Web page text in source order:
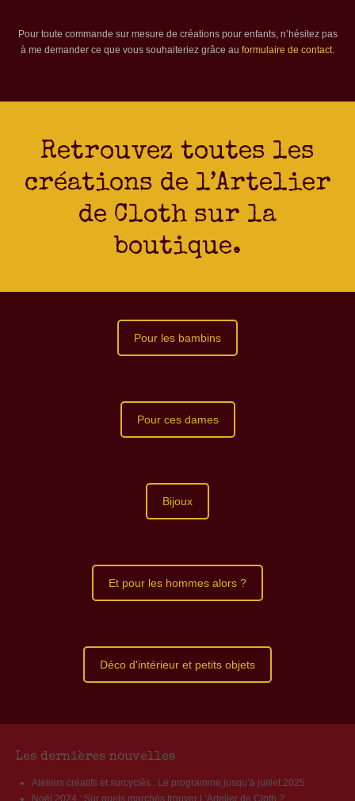
Pour toute commande sur mesure de créations pour enfants, n’hésitez pas
à me demander ce que vous souhaiteriez grâce au formulaire de contact.
Retrouvez toutes les
créations de l’Artelier
de Cloth sur la
boutique.
Pour les bambins
Pour ces dames
Bijoux
Et pour les hommes alors ?
Déco d'intérieur et petits objets
Les dernières nouvelles
Ateliers créatifs et surcyclés : Le programme jusqu’à juillet 2025